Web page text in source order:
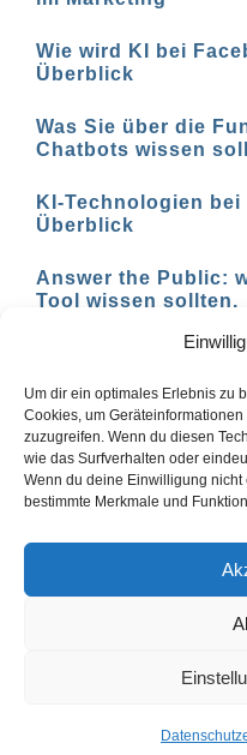
Um dir ein optimales Erlebnis zu
Cookies, um
zuzugreifen. Wenn du diesen
wie das Surfverhalten oder
Wenn du deine Einwilligung
bestimmte Merkmale und
Wie wird KI bei
Überblick
Was Sie über die
Chatbots wissen
KI-Technologien
Überblick
Answer the Public:
Tool wissen sollten.
AI-basierte Tools